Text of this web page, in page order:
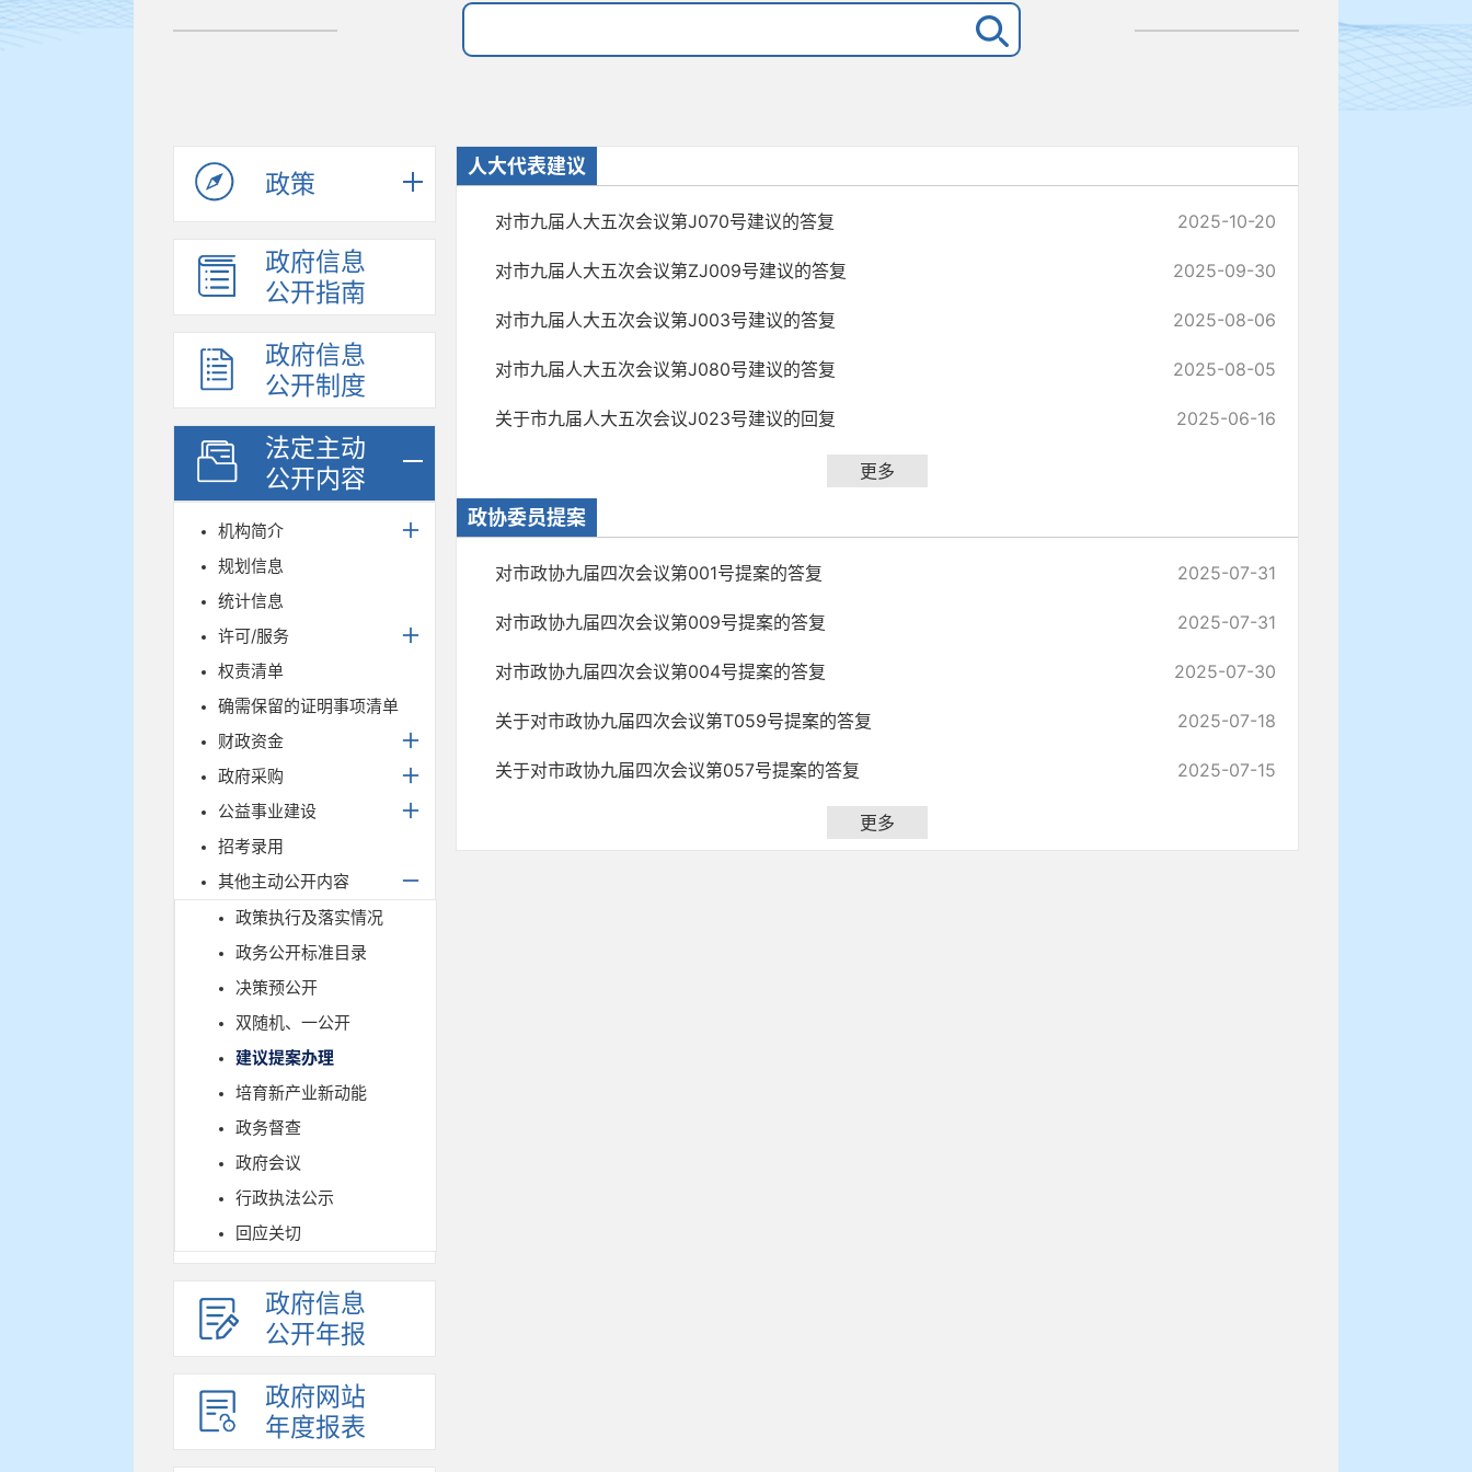
政策
政府信息
公开指南
政府信息
公开制度
法定主动
公开内容
机构简介
规划信息
统计信息
许可/服务
权责清单
确需保留的证明事项清单
财政资金
政府采购
公益事业建设
招考录用
其他主动公开内容
政策执行及落实情况
政务公开标准目录
决策预公开
双随机、一公开
建议提案办理
培育新产业新动能
政务督查
政府会议
行政执法公示
回应关切
政府信息
公开年报
政府网站
年度报表
人大代表建议
对市九届人大五次会议第J070号建议的答复 2025-10-20
对市九届人大五次会议第ZJ009号建议的答复 2025-09-30
对市九届人大五次会议第J003号建议的答复 2025-08-06
对市九届人大五次会议第J080号建议的答复 2025-08-05
关于市九届人大五次会议J023号建议的回复 2025-06-16
更多
政协委员提案
对市政协九届四次会议第001号提案的答复 2025-07-31
对市政协九届四次会议第009号提案的答复 2025-07-31
对市政协九届四次会议第004号提案的答复 2025-07-30
关于对市政协九届四次会议第T059号提案的答复 2025-07-18
关于对市政协九届四次会议第057号提案的答复 2025-07-15
更多